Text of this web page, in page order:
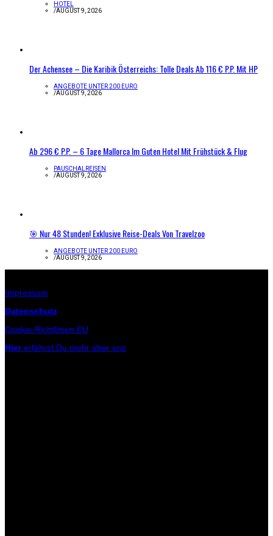
HOTEL
/AUGUST 9, 2026
Der Achensee – Die Karibik Österreichs: Tolle Deals Ab 116 € P.P. Mit HP
ANGEBOTE UNTER 200 EURO
/AUGUST 9, 2026
Ab 296 € P.P. – 6 Tage Mallorca Im Guten Hotel Mit Frühstück & Flug
PAUSCHALREISEN
/AUGUST 9, 2026
🎯 Nur 48 Stunden! Exklusive Reise-Deals Von Travelzoo
ANGEBOTE UNTER 200 EURO
/AUGUST 9, 2026
Impressum
Datenschutz
Cookie-Richtlinien EU
Hiererfährst Du mehr über uns